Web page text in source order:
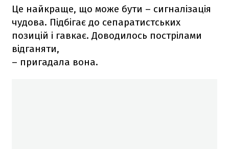
Це найкраще, що може бути – сигналізація
чудова. Підбігає до сепаратистських
позицій і гавкає. Доводилось пострілами
відганяти,
– пригадала вона.